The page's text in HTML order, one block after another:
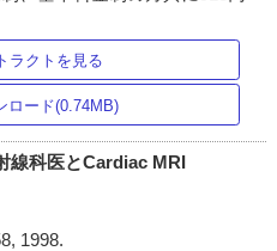
ラクトを見る
ロード(0.74MB)
線科医とCardiac MRI
1998.